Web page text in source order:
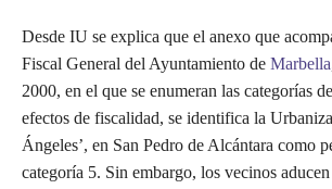
Desde IU se explica que el anexo que
Fiscal General del Ayuntamiento de Marbella
2000, en el que se enumeran las categorías
efectos de fiscalidad, se identifica la
Ángeles’, en San Pedro de Alcántara como
categoría 5. Sin embargo, los vecinos